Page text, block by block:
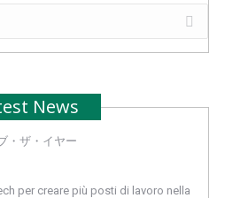
News
・ザ・イヤー
per creare più posti di lavoro nella